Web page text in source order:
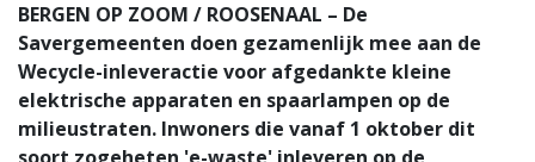
BERGEN OP ZOOM / ROOSENAAL – De
Savergemeenten doen gezamenlijk mee aan de
Wecycle-inleveractie voor afgedankte kleine
elektrische apparaten en spaarlampen op de
milieustraten. Inwoners die vanaf 1 oktober dit